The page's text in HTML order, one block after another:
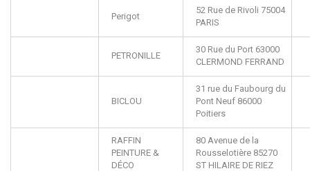
Perigot
52 Rue de Rivoli 75004
PARIS
PETRONILLE
30 Rue du Port 63000
CLERMOND FERRAND
BICLOU
31 rue du Faubourg du
Pont Neuf 86000
Poitiers
RAFFIN
PEINTURE &
DÉCO
80 Avenue de la
Rousselotière 85270
ST HILAIRE DE RIEZ